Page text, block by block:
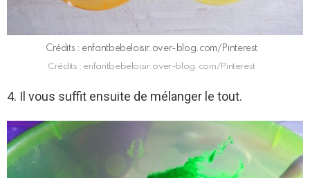
Crédits : enfantbebeloisir.over-blog.com/Pinterest
Crédits : enfantbebeloisir.over-blog.com/Pinterest
4. Il vous suffit ensuite de mélanger le tout.